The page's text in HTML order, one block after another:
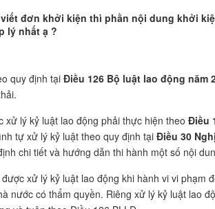
viết đơn khởi kiện thì phần nội dung khởi
lý nhất ạ ?
quy định tạiĐiều 126 Bộ luật lao động năm
xử lý kỷ luật lao động phải thực hiện theo Điều
tự xử lý kỷ luật theo quy định tại Điều 30
chi tiết và hướng dẫn thi hành một số nội
xử lý kỷ luật lao động khi hành vi vi phạm
nước có thẩm quyền. Riêng xử lý kỷ luật lao